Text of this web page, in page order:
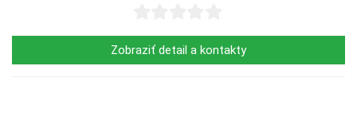
Zobraziť detail a kontakty